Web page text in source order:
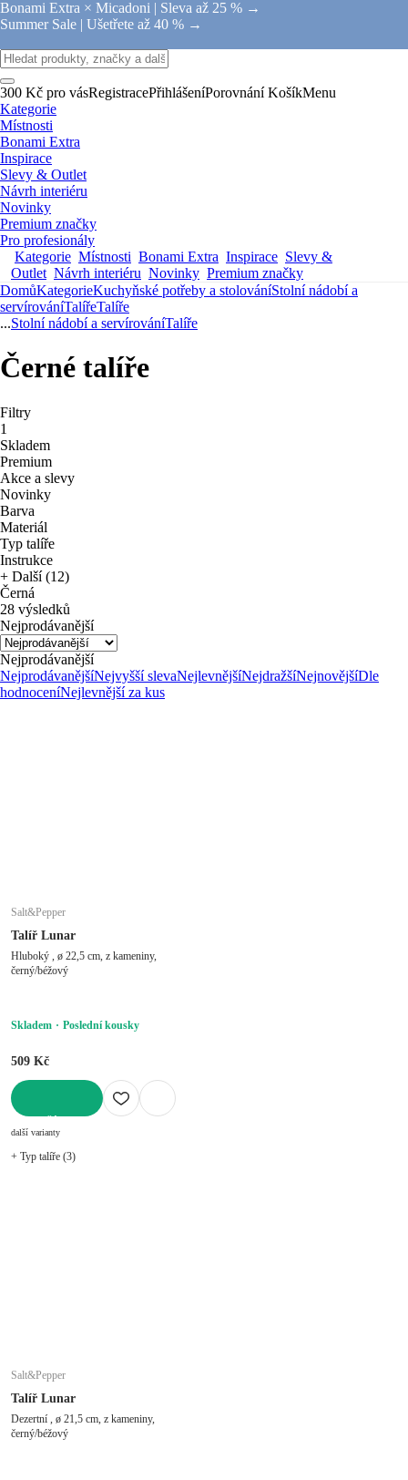
Bonami Extra × Micadoni | Sleva až 25 % →
Summer Sale | Ušetřete až 40 % →
300 Kč pro vásRegistracePřihlášeníPorovnání KošíkMenu
Kategorie
Místnosti
Bonami Extra
Inspirace
Slevy & Outlet
Návrh interiéru
Novinky
Premium značky
Pro profesionály
Kategorie Místnosti Bonami Extra Inspirace Slevy &
Outlet Návrh interiéru Novinky Premium značky
DomůKategorieKuchyňské potřeby a stolováníStolní nádobí a
servírováníTalířeTalíře
...Stolní nádobí a servírováníTalíře
Černé talíře
Filtry
1
Skladem
Premium
Akce a slevy
Novinky
Barva
Materiál
Typ talíře
Instrukce
+ Další (12)
Černá
28 výsledků
Nejprodávanější
Nejprodávanější
NejprodávanějšíNejvyšší slevaNejlevnějšíNejdražšíNejnovějšíDle
hodnoceníNejlevnější za kus
Salt&Pepper
Talíř Lunar
Hluboký , ø 22,5 cm, z kameniny,
černý/béžový
Skladem Poslední kousky
509 Kč
další varianty
+ Typ talíře (3)
Salt&Pepper
Talíř Lunar
Dezertní , ø 21,5 cm, z kameniny,
černý/béžový